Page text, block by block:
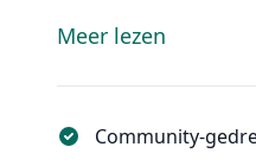
Meer lezen
Community-